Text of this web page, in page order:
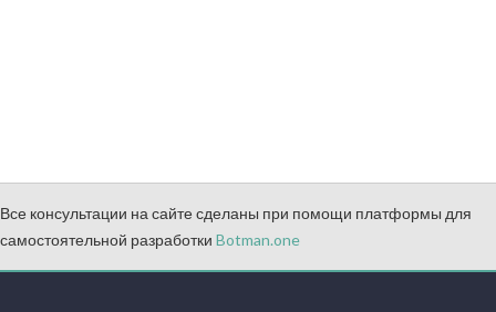
Все консультации на сайте сделаны при помощи платформы для
самостоятельной разработки Botman.one